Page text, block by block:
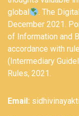
global
. The
December 2021.
of Information and
accordance with
(Intermediary
Rules, 2021.
Email: